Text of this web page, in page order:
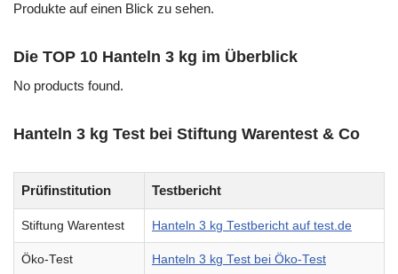
Produkte auf einen Blick zu sehen.
Die TOP 10 Hanteln 3 kg im Überblick
No products found.
Hanteln 3 kg Test bei Stiftung Warentest & Co
Prüfinstitution Testbericht
Stiftung Warentest Hanteln 3 kg Testbericht auf test.de
Öko-Test Hanteln 3 kg Test bei Öko-Test